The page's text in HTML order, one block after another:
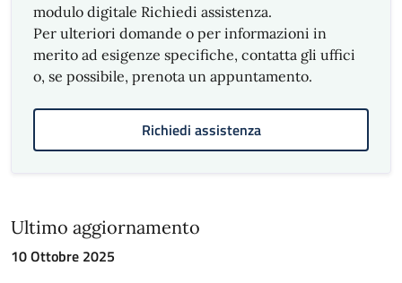
modulo digitale Richiedi assistenza.
Per ulteriori domande o per informazioni in
merito ad esigenze specifiche, contatta gli uffici
o, se possibile, prenota un appuntamento.
Richiedi assistenza
Ultimo aggiornamento
10 Ottobre 2025